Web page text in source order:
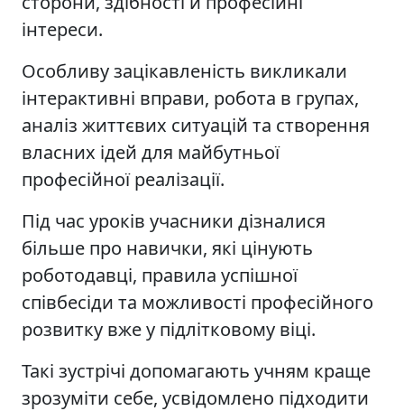
інтереси.
Особливу зацікавленість викликали
інтерактивні вправи, робота в групах,
аналіз життєвих ситуацій та створення
власних ідей для майбутньої
професійної реалізації.
Під час уроків учасники дізналися
більше про навички, які цінують
роботодавці, правила успішної
співбесіди та можливості професійного
розвитку вже у підлітковому віці.
Такі зустрічі допомагають учням краще
зрозуміти себе, усвідомлено підходити